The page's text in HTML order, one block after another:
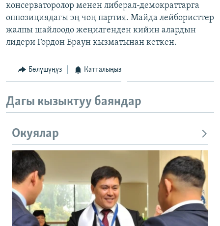
консерваторолор менен либерал-демократтарга
оппозициядагы эң чоң партия. Майда лейбористтер
жалпы шайлоодо жеңилгенден кийин алардын
лидери Гордон Браун кызматынан кеткен.
Бөлүшүңүз Катталыңыз
Дагы кызыктуу баяндар
Окуялар